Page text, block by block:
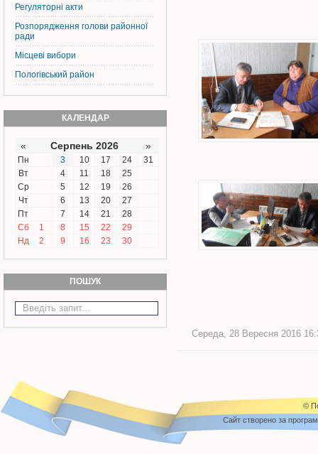
Регуляторні акти
Розпорядження голови районної
ради
Місцеві вибори
Пологівський район
КАЛЕНДАР
« Серпень 2026 »
Пн 3 10 17 24
31
Вт
4 11 18
25
Ср
5 12 19
26
Чт
6 13 20
27
Пт
7 14 21
28
Сб
1 8 15 22
29
Нд
2 9 16 23 30
ПОШУК
Середа, 28 Вересня 2016
©
Cайт створено за